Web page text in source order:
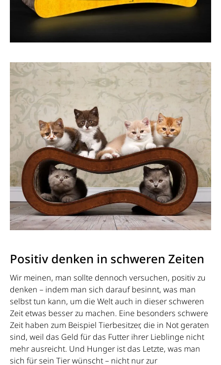
Positiv denken in schweren Zeiten
Wir meinen, man sollte dennoch versuchen, positiv zu
denken – indem man sich darauf besinnt, was man
selbst tun kann, um die Welt auch in dieser schweren
Zeit etwas besser zu machen. Eine besonders schwere
Zeit haben zum Beispiel Tierbesitzer, die in Not geraten
sind, weil das Geld für das Futter ihrer Lieblinge nicht
mehr ausreicht. Und Hunger ist das Letzte, was man
sich für sein Tier wünscht – nicht nur zur